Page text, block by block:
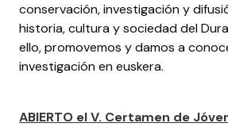
conservación, investigación y
historia, cultura y sociedad del
ello, promovemos y damos a
investigación en euskera.
ABIERTO el V. Certamen de